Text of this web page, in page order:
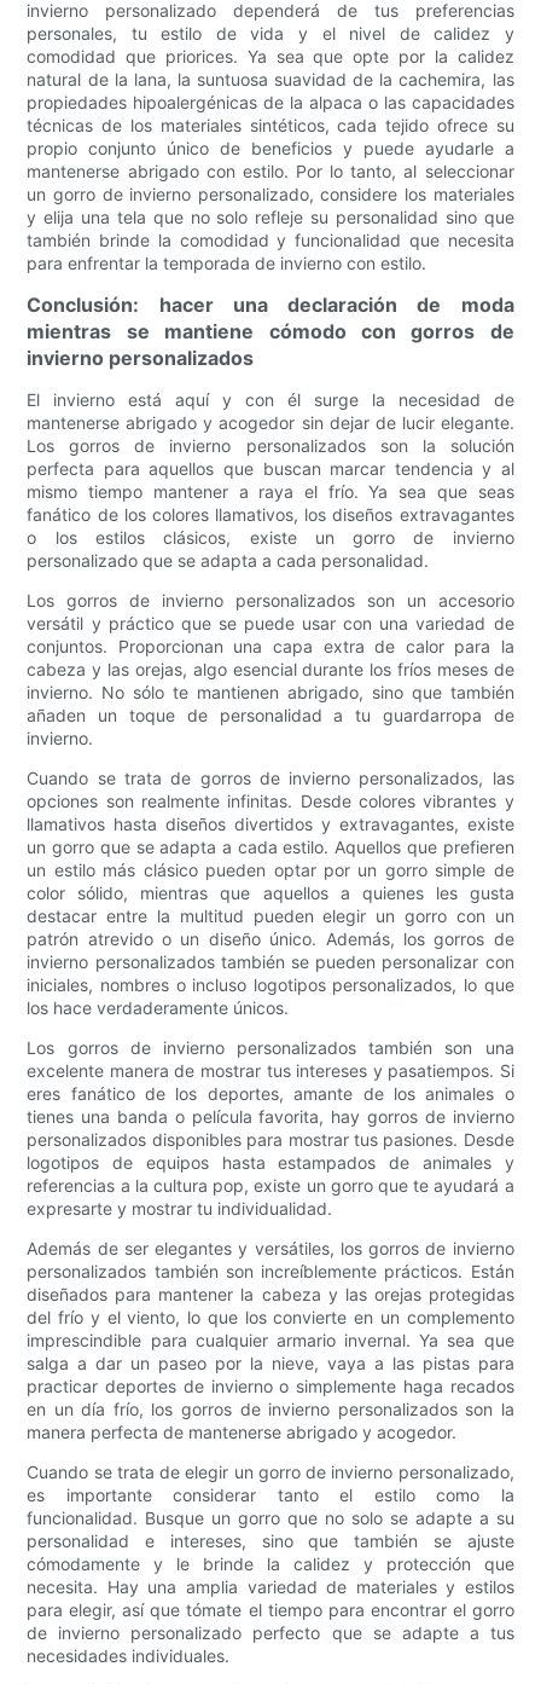
invierno personalizado dependerá de tus preferencias
personales, tu estilo de vida y el nivel de calidez y
comodidad que priorices. Ya sea que opte por la calidez
natural de la lana, la suntuosa suavidad de la cachemira, las
propiedades hipoalergénicas de la alpaca o las capacidades
técnicas de los materiales sintéticos, cada tejido ofrece su
propio conjunto único de beneficios y puede ayudarle a
mantenerse abrigado con estilo. Por lo tanto, al seleccionar
un gorro de invierno personalizado, considere los materiales
y elija una tela que no solo refleje su personalidad sino que
también brinde la comodidad y funcionalidad que necesita
para enfrentar la temporada de invierno con estilo.
Conclusión: hacer una declaración de moda
mientras se mantiene cómodo con gorros de
invierno personalizados
El invierno está aquí y con él surge la necesidad de
mantenerse abrigado y acogedor sin dejar de lucir elegante.
Los gorros de invierno personalizados son la solución
perfecta para aquellos que buscan marcar tendencia y al
mismo tiempo mantener a raya el frío. Ya sea que seas
fanático de los colores llamativos, los diseños extravagantes
o los estilos clásicos, existe un gorro de invierno
personalizado que se adapta a cada personalidad.
Los gorros de invierno personalizados son un accesorio
versátil y práctico que se puede usar con una variedad de
conjuntos. Proporcionan una capa extra de calor para la
cabeza y las orejas, algo esencial durante los fríos meses de
invierno. No sólo te mantienen abrigado, sino que también
añaden un toque de personalidad a tu guardarropa de
invierno.
Cuando se trata de gorros de invierno personalizados, las
opciones son realmente infinitas. Desde colores vibrantes y
llamativos hasta diseños divertidos y extravagantes, existe
un gorro que se adapta a cada estilo. Aquellos que prefieren
un estilo más clásico pueden optar por un gorro simple de
color sólido, mientras que aquellos a quienes les gusta
destacar entre la multitud pueden elegir un gorro con un
patrón atrevido o un diseño único. Además, los gorros de
invierno personalizados también se pueden personalizar con
iniciales, nombres o incluso logotipos personalizados, lo que
los hace verdaderamente únicos.
Los gorros de invierno personalizados también son una
excelente manera de mostrar tus intereses y pasatiempos. Si
eres fanático de los deportes, amante de los animales o
tienes una banda o película favorita, hay gorros de invierno
personalizados disponibles para mostrar tus pasiones. Desde
logotipos de equipos hasta estampados de animales y
referencias a la cultura pop, existe un gorro que te ayudará a
expresarte y mostrar tu individualidad.
Además de ser elegantes y versátiles, los gorros de invierno
personalizados también son increíblemente prácticos. Están
diseñados para mantener la cabeza y las orejas protegidas
del frío y el viento, lo que los convierte en un complemento
imprescindible para cualquier armario invernal. Ya sea que
salga a dar un paseo por la nieve, vaya a las pistas para
practicar deportes de invierno o simplemente haga recados
en un día frío, los gorros de invierno personalizados son la
manera perfecta de mantenerse abrigado y acogedor.
Cuando se trata de elegir un gorro de invierno personalizado,
es importante considerar tanto el estilo como la
funcionalidad. Busque un gorro que no solo se adapte a su
personalidad e intereses, sino que también se ajuste
cómodamente y le brinde la calidez y protección que
necesita. Hay una amplia variedad de materiales y estilos
para elegir, así que tómate el tiempo para encontrar el gorro
de invierno personalizado perfecto que se adapte a tus
necesidades individuales.